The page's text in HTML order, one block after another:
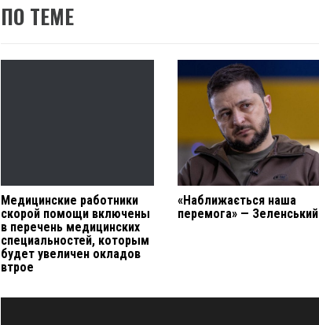
ПО ТЕМЕ
Медицинские работники
скорой помощи включены
в перечень медицинских
специальностей, которым
будет увеличен окладов
втрое
«Наближається наша
перемога» — Зеленський
Навигация